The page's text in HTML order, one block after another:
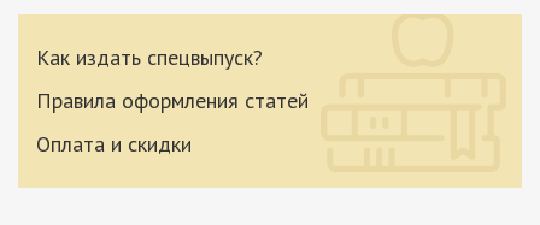
Как издать спецвыпуск?
Правила оформления статей
Оплата и скидки